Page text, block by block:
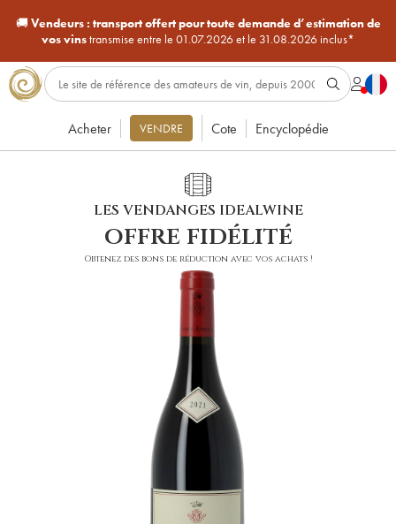
🚚Vendeurs : transport offert pour toute demande d’estimation de
vos vinstransmise entre le 01.07.2026 et le 31.08.2026 inclus*
Acheter VENDRE Cote Encyclopédie
LES VENDANGES IDEALWINE
offre fidélité
Obtenez des bons de réduction avec vos achats !